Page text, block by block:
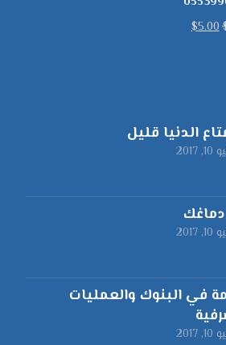
$5.00
الدنيا قليل
في البنوك والعمليات